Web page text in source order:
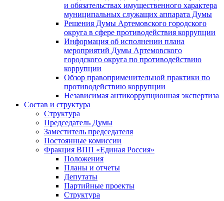
и обязательствах имущественного характера
муниципальных служащих аппарата Думы
Решения Думы Артемовского городского
округа в сфере противодействия коррупции
Информация об исполнении плана
мероприятий Думы Артемовского
городского округа по противодействию
коррупции
Обзор правоприменительной практики по
противодействию коррупции
Независимая антикоррупционная экспертиза
Состав и структура
Структура
Председатель Думы
Заместитель председателя
Постоянные комиссии
Фракция ВПП «Единая Россия»
Положения
Планы и отчеты
Депутаты
Партийные проекты
Структура